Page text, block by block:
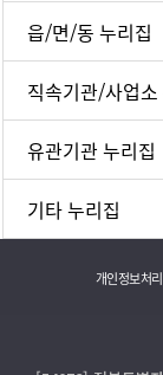
읍/면/동 누리집
직속기관/사업소
유관기관 누리집
기타 누리집
개인정보처